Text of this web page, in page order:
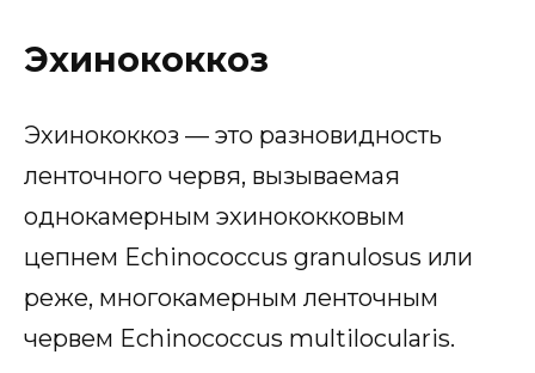
Эхинококкоз
Эхинококкоз — это разновидность
ленточного червя, вызываемая
однокамерным эхинококковым
цепнем Echinococcus granulosus или
реже, многокамерным ленточным
червем Echinococcus multilocularis.